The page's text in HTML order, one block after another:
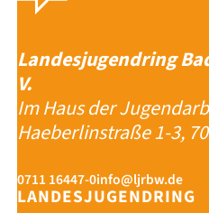
Landesjugendring
V.
Im Haus der
Haeberlinstraße 1-3,
0711 16447-0info@ljrbw.de
LANDESJUGENDRING